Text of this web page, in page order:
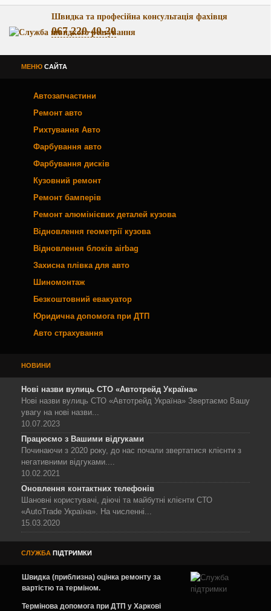
Швидка та професійна консультація фахівця
067 220-40-20
МЕНЮ САЙТА
Автозапчастини
Ремонт авто
Рихтування Авто
Фарбування авто
Фарбування дисків
Кузовний ремонт
Ремонт бамперів
Ремонт алюмінієвих деталей кузова
Відновлення геометрії кузова
Відновлення блоків airbag
Захисна плівка для авто
Шиномонтаж
Безкоштовний евакуатор
Юридична допомога при ДТП
Авто страхування
НОВИНИ
Нові назви вулиць СТО «Автотрейд Україна»
Нові назви вулиць СТО «Автотрейд Україна» Звертаємо Вашу
увагу на нові назви...
10.07.2023
Працюємо з Вашими відгуками
Починаючи з 2020 року, до нас почали звертатися клієнти з
негативними відгуками....
10.02.2021
Оновлення контактних телефонів
Шановні користувачі, діючі та майбутні клієнти СТО
«AutoTrade Україна». На численні...
15.03.2020
СЛУЖБА ПІДТРИМКИ
Швидка (приблизна) оцінка ремонту за
вартістю та терміном.
Термінова допомога при ДТП у Харкові